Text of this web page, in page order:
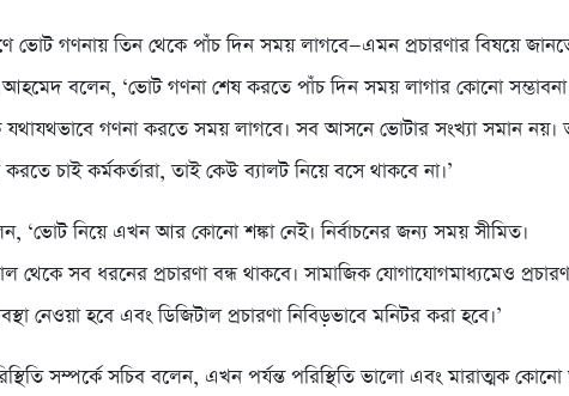
ভোট গণনায় তিন থেকে পাঁচ দিন সময় লাগবে—এমন প্রচারণার বিষয়ে
বলেন, ‘ভোট গণনা শেষ করতে পাঁচ দিন সময় লাগার কোনো সম্ভাবনা
যথাযথভাবে গণনা করতে সময় লাগবে। সব আসনে ভোটার সংখ্যা সমান নয়।
চাই কর্মকর্তারা, তাই কেউ ব্যালট নিয়ে বসে থাকবে না।’
‘ভোট নিয়ে এখন আর কোনো শঙ্কা নেই। নির্বাচনের জন্য সময় সীমিত।
থেকে সব ধরনের প্রচারণা বন্ধ থাকবে। সামাজিক যোগাযোগমাধ্যমেও
নেওয়া হবে এবং ডিজিটাল প্রচারণা নিবিড়ভাবে মনিটর করা হবে।’
সম্পর্কে সচিব বলেন, এখন পর্যন্ত পরিস্থিতি ভালো এবং মারাত্মক কোনো